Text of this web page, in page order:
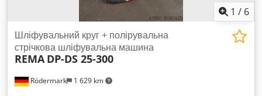
1 / 6
Rödermark 1 629 km
Шліфувальний круг + полірувальна
стрічкова шліфувальна машина
REMA DP-DS 25-300